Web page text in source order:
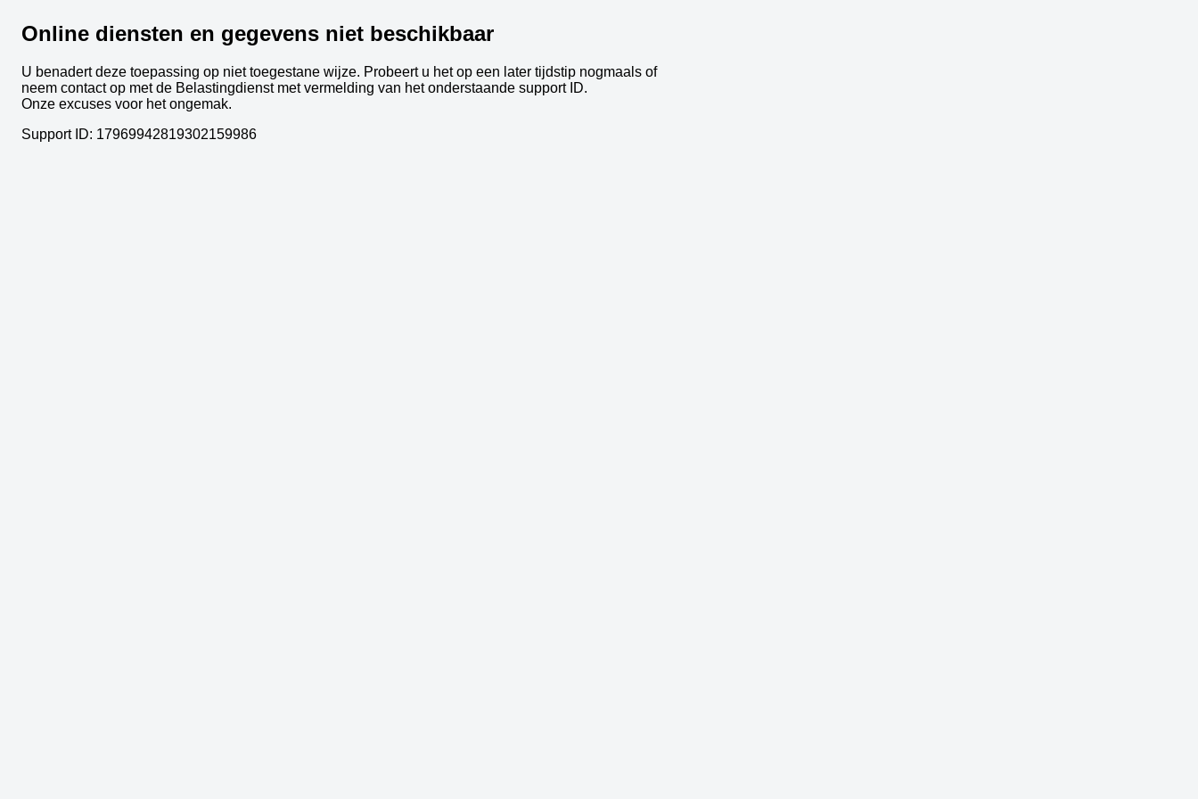
Online diensten en gegevens niet beschikbaar
U benadert deze toepassing op niet toegestane wijze. Probeert u het op een later tijdstip nogmaals of
neem contact op met de Belastingdienst met vermelding van het onderstaande support ID.
Onze excuses voor het ongemak.
Support ID: 17969942819302159986